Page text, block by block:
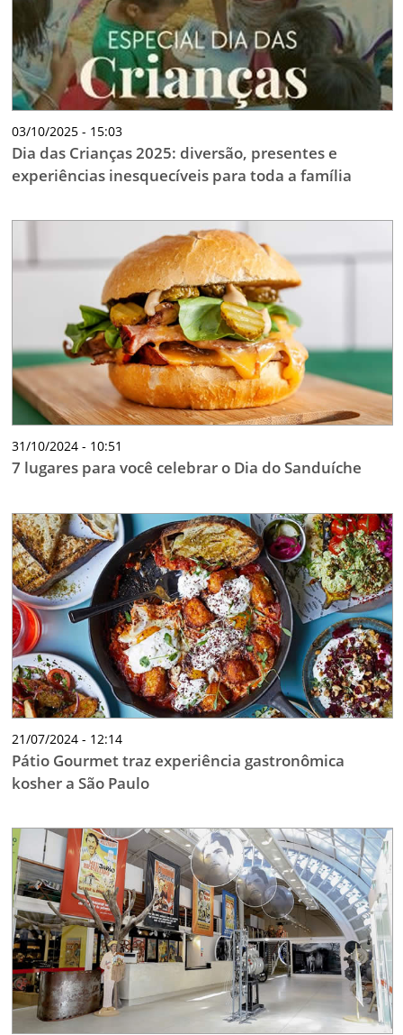
03/10/2025 - 15:03
Dia das Crianças 2025: diversão, presentes e
experiências inesquecíveis para toda a família
31/10/2024 - 10:51
7 lugares para você celebrar o Dia do Sanduíche
21/07/2024 - 12:14
Pátio Gourmet traz experiência gastronômica
kosher a São Paulo